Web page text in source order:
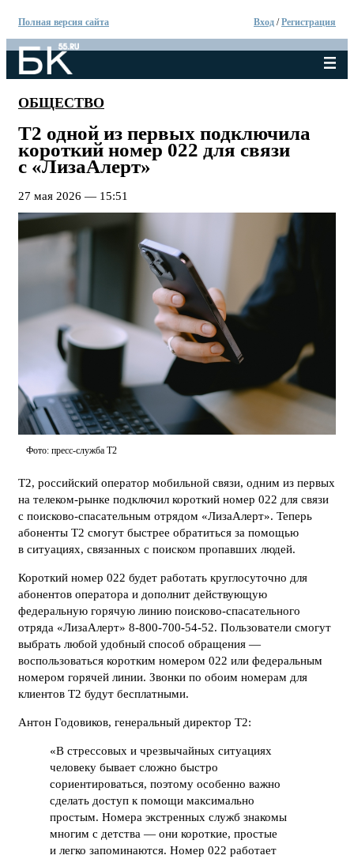
Полная версия сайта Вход /Регистрация
ОБЩЕСТВО
Т2 одной из первых подключила
короткий номер 022 для связи
с «ЛизаАлерт»
27 мая 2026 — 15:51
Фото: пресс-служба Т2
Т2, российский оператор мобильной связи, одним из первых
на телеком-рынке подключил короткий номер 022 для связи
с поисково-спасательным отрядом «ЛизаАлерт». Теперь
абоненты Т2 смогут быстрее обратиться за помощью
в ситуациях, связанных с поиском пропавших людей.
Короткий номер 022 будет работать круглосуточно для
абонентов оператора и дополнит действующую
федеральную горячую линию поисково-спасательного
отряда «ЛизаАлерт» 8-800-700-54-52. Пользователи смогут
выбрать любой удобный способ обращения —
воспользоваться коротким номером 022 или федеральным
номером горячей линии. Звонки по обоим номерам для
клиентов Т2 будут бесплатными.
Антон Годовиков, генеральный директор Т2:
«В стрессовых и чрезвычайных ситуациях
человеку бывает сложно быстро
сориентироваться, поэтому особенно важно
сделать доступ к помощи максимально
простым. Номера экстренных служб знакомы
многим с детства — они короткие, простые
и легко запоминаются. Номер 022 работает